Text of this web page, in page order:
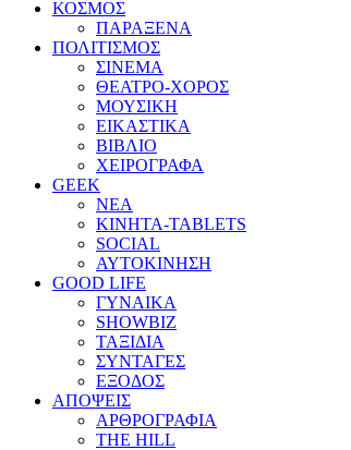
ΚΟΣΜΟΣ
ΠΑΡΑΞΕΝΑ
ΠΟΛΙΤΙΣΜΟΣ
ΣΙΝΕΜΑ
ΘΕΑΤΡΟ-ΧΟΡΟΣ
ΜΟΥΣΙΚΗ
ΕΙΚΑΣΤΙΚΑ
ΒΙΒΛΙΟ
ΧΕΙΡΟΓΡΑΦΑ
GEEK
ΝΕΑ
ΚΙΝΗΤΑ-TABLETS
SOCIAL
ΑΥΤΟΚΙΝΗΣΗ
GOOD LIFE
ΓΥΝΑΙΚΑ
SHOWBIZ
ΤΑΞΙΔΙΑ
ΣΥΝΤΑΓΕΣ
ΕΞΟΔΟΣ
ΑΠΟΨΕΙΣ
ΑΡΘΡΟΓΡΑΦΙΑ
THE HILL